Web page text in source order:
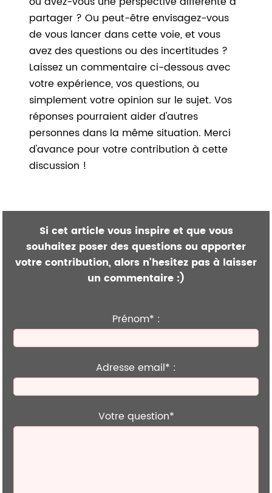
partager ? Ou peut-être envisagez-vous
de vous lancer dans cette voie, et vous
avez des questions ou des incertitudes ?
Laissez un commentaire ci-dessous avec
votre expérience, vos questions, ou
simplement votre opinion sur le sujet. Vos
réponses pourraient aider d'autres
personnes dans la même situation. Merci
d'avance pour votre contribution à cette
discussion !
Si cet article vous inspire et que vous
souhaitez poser des questions ou apporter
votre contribution, alors n'hesitez pas à laisser
un commentaire :)
Prénom* :
Adresse email* :
Votre question*